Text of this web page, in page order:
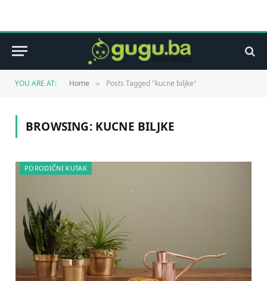
YOU ARE AT: Home » Posts Tagged "kucne biljke"
BROWSING: KUCNE BILJKE
PORODIČNI KUTAK